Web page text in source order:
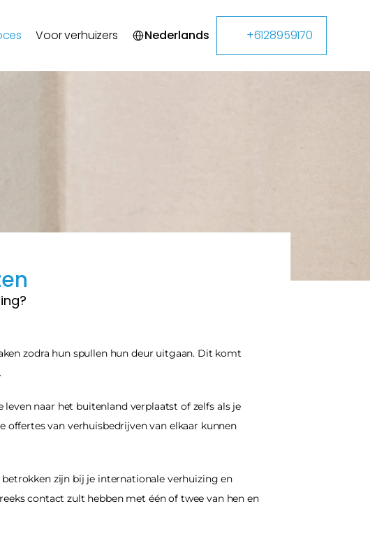
Voor verhuizers Nederlands +6128959170
zodra hun spullen hun deur uitgaan. Dit komt
naar het buitenland verplaatst of zelfs als je
van verhuisbedrijven van elkaar kunnen
zijn bij je internationale verhuizing en
contact zult hebben met één of twee van hen en